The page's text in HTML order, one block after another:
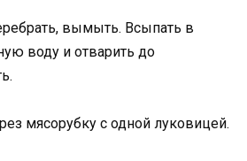
вымыть. Всыпать в
воду и отварить до
мясорубку с одной луковицей.